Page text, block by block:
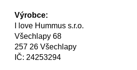
Výrobce:
I love Hummus s.r.o.
Všechlapy 68
257 26 Všechlapy
IČ: 24253294